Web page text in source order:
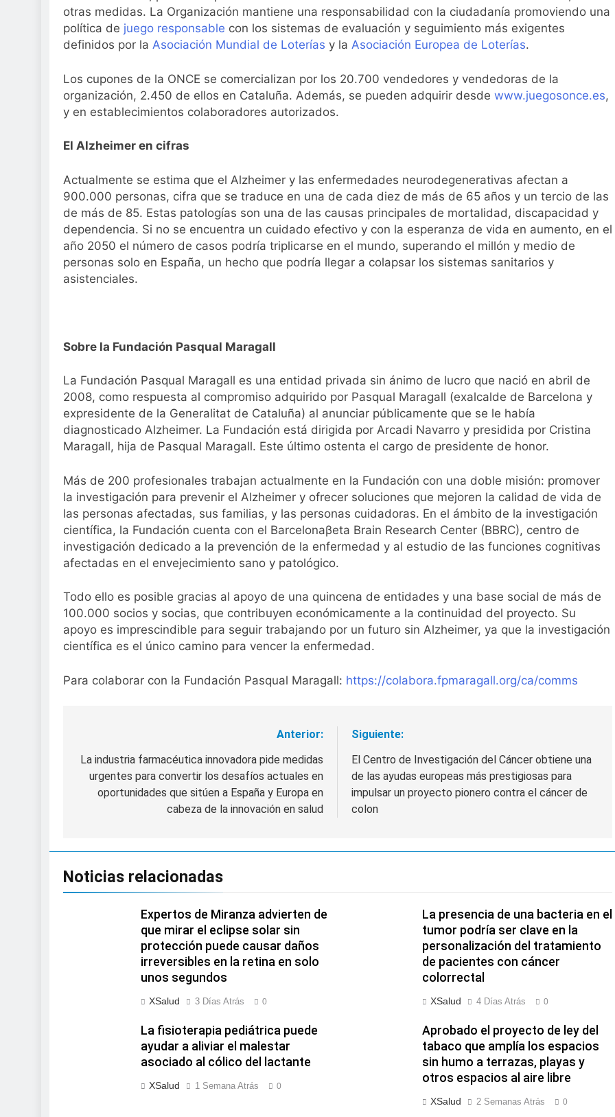
otras medidas. La Organización mantiene una responsabilidad con la ciudadanía promoviendo una
política de juego responsable con los sistemas de evaluación y seguimiento más exigentes
definidos por la Asociación Mundial de Loterías y la Asociación Europea de Loterías.
Los cupones de la ONCE se comercializan por los 20.700 vendedores y vendedoras de la
organización, 2.450 de ellos en Cataluña. Además, se pueden adquirir desde www.juegosonce.es,
y en establecimientos colaboradores autorizados.
El Alzheimer en cifras
Actualmente se estima que el Alzheimer y las enfermedades neurodegenerativas afectan a
900.000 personas, cifra que se traduce en una de cada diez de más de 65 años y un tercio de las
de más de 85. Estas patologías son una de las causas principales de mortalidad, discapacidad y
dependencia. Si no se encuentra un cuidado efectivo y con la esperanza de vida en aumento, en el
año 2050 el número de casos podría triplicarse en el mundo, superando el millón y medio de
personas solo en España, un hecho que podría llegar a colapsar los sistemas sanitarios y
asistenciales.
Sobre la Fundación Pasqual Maragall
La Fundación Pasqual Maragall es una entidad privada sin ánimo de lucro que nació en abril de
2008, como respuesta al compromiso adquirido por Pasqual Maragall (exalcalde de Barcelona y
expresidente de la Generalitat de Cataluña) al anunciar públicamente que se le había
diagnosticado Alzheimer. La Fundación está dirigida por Arcadi Navarro y presidida por Cristina
Maragall, hija de Pasqual Maragall. Este último ostenta el cargo de presidente de honor.
Más de 200 profesionales trabajan actualmente en la Fundación con una doble misión: promover
la investigación para prevenir el Alzheimer y ofrecer soluciones que mejoren la calidad de vida de
las personas afectadas, sus familias, y las personas cuidadoras. En el ámbito de la investigación
científica, la Fundación cuenta con el Barcelonaβeta Brain Research Center (BBRC), centro de
investigación dedicado a la prevención de la enfermedad y al estudio de las funciones cognitivas
afectadas en el envejecimiento sano y patológico.
Todo ello es posible gracias al apoyo de una quincena de entidades y una base social de más de
100.000 socios y socias, que contribuyen económicamente a la continuidad del proyecto. Su
apoyo es imprescindible para seguir trabajando por un futuro sin Alzheimer, ya que la investigación
científica es el único camino para vencer la enfermedad.
Para colaborar con la Fundación Pasqual Maragall: https://colabora.fpmaragall.org/ca/comms
de
entradas
Anterior:
La industria farmacéutica innovadora pide medidas
urgentes para convertir los desafíos actuales en
oportunidades que sitúen a España y Europa en
cabeza de la innovación en salud
Siguiente:
El Centro de Investigación del Cáncer obtiene una
de las ayudas europeas más prestigiosas para
impulsar un proyecto pionero contra el cáncer de
colon
Noticias relacionadas
Expertos de Miranza advierten de
que mirar el eclipse solar sin
protección puede causar daños
irreversibles en la retina en solo
unos segundos
XSalud 3 Días Atrás 0
La presencia de una bacteria en el
tumor podría ser clave en la
personalización del tratamiento
de pacientes con cáncer
colorrectal
XSalud 4 Días Atrás 0
La fisioterapia pediátrica puede
ayudar a aliviar el malestar
asociado al cólico del lactante
XSalud 1 Semana Atrás 0
Aprobado el proyecto de ley del
tabaco que amplía los espacios
sin humo a terrazas, playas y
otros espacios al aire libre
XSalud 2 Semanas Atrás 0